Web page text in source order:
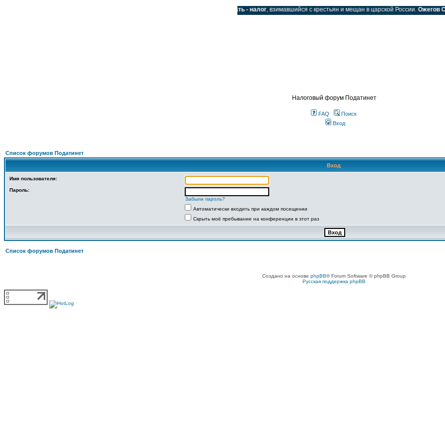
Подать - налог, взимавшийся с крестьян и мещан в царской России.Ожегов
Налоговый форум Податинет
FAQ
Поиск
Вход
Список форумов Податинет
Вход
Имя пользователя:
Пароль:
Забыли пароль?
Автоматически входить при каждом посещении
Скрыть моё пребывание на конференции в этот раз
Список форумов Податинет
Создано на основе phpBB® Forum Software © phpBB Group
Русская поддержка phpBB